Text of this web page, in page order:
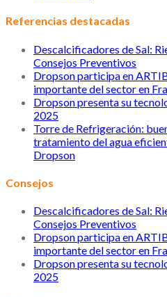
Referencias destacadas
Descalcificadores de Sal:
Consejos Preventivos
Dropson participa en
importante del sector en
Dropson presenta su
2025
Torre de Refrigeración:
tratamiento del agua
Dropson
Consejos
Descalcificadores de Sal:
Consejos Preventivos
Dropson participa en
importante del sector en
Dropson presenta su
2025